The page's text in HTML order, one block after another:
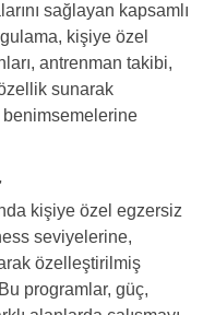
sağlayan kapsamlı
kişiye özel
antrenman takibi,
sunarak
benimsemelerine
kişiye özel egzersiz
seviyelerine,
özelleştirilmiş
programlar, güç,